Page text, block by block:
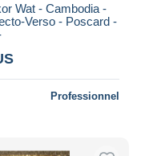
Wat - Cambodia -
Verso - Poscard -
Professionnel